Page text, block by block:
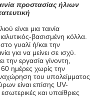
προστασίας ήλιων
είναι μια ταινία
βασισμένη κόλλα.
γυαλί ή/και την
για να μείνει σε ισχύ.
την εργασία γίνοντη,
60 ημέρες χωρίς την
του υπολείμματος
είναι επίσης UV-
και υπαίθριες